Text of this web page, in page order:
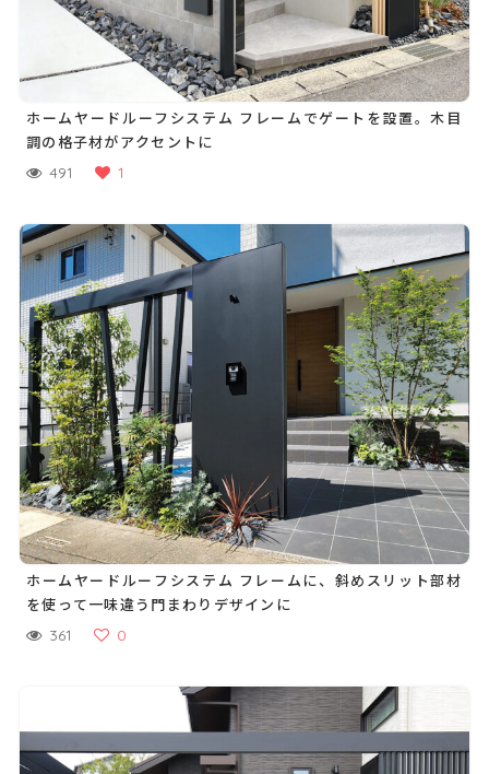
ホームヤードルーフシステム フレームでゲートを設置。木目
調の格子材がアクセントに
491 1
ホームヤードルーフシステム フレームに、斜めスリット部材
を使って一味違う門まわりデザインに
361 0